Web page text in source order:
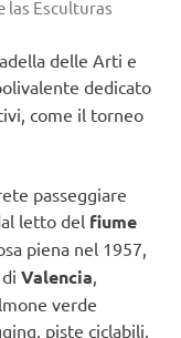
las Esculturas
delle Arti e
dedicato
come il torneo
passeggiare
letto del fiume
piena nel 1957,
Valencia
verde
piste ciclabili,